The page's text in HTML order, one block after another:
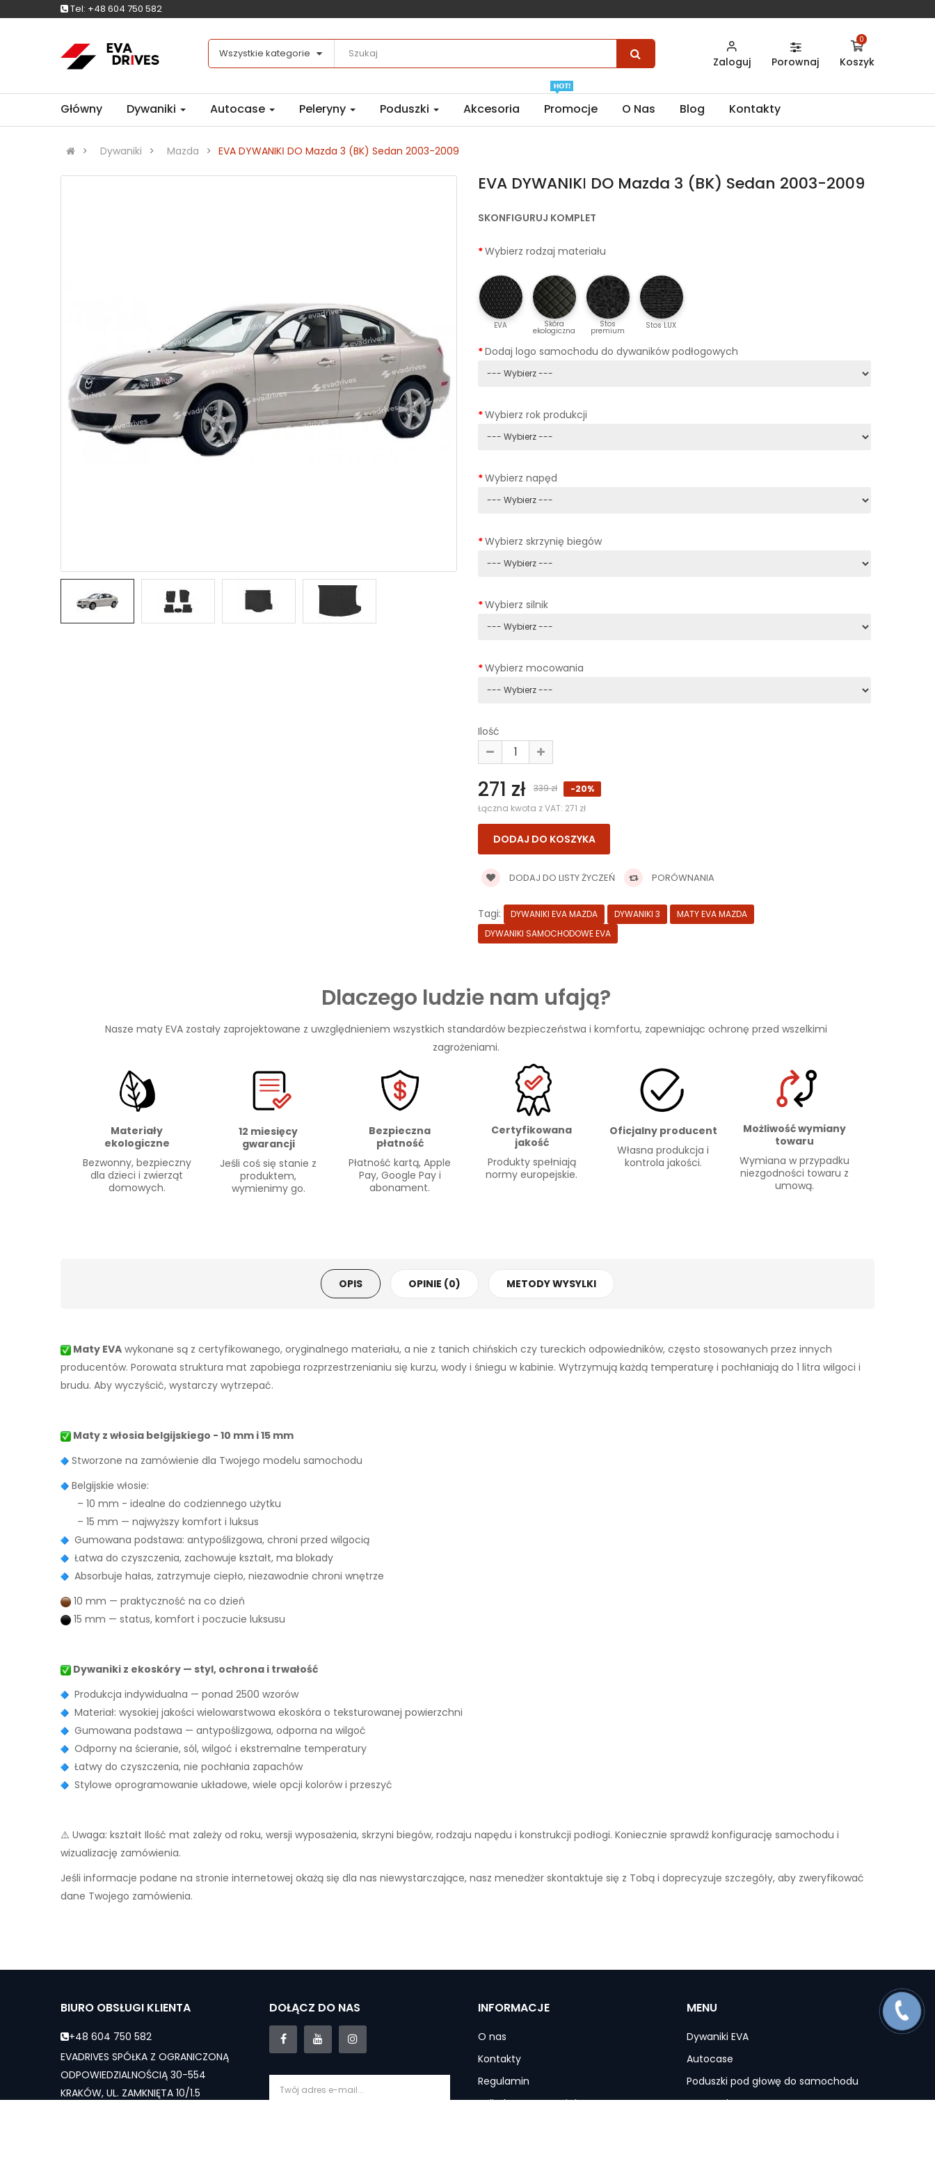
Tel: +48 604 750 582
Wszystkie kategorie
Zaloguj Porownaj Koszyk
0
Główny Dywaniki Autocase Peleryny Poduszki Akcesoria Promocje O Nas Blog Kontakty
Dywaniki Mazda EVA DYWANIKІ DO Mazda 3 (BK) Sedan 2003-2009
EVA DYWANIKІ DO Mazda 3 (BK) Sedan 2003-2009
SKONFIGURUJ KOMPLET
Wybierz rodzaj materiału
EVA Skóra
ekologiczna
Stos
premium
Stos LUX
Dodaj logo samochodu do dywaników podłogowych
Wybierz rok produkcji
Wybierz napęd
Wybierz skrzynię biegów
Wybierz silnik
Wybierz mocowania
Ilość
271 zł 339 zł
-20%
Łączna kwota z VAT: 271 zł
DODAJ DO LISTY ŻYCZEŃ PORÓWNANIA
Tagi: DYWANIKI EVA MAZDA DYWANIKI 3
MATY EVA MAZDA
DYWANIKI SAMOCHODOWE EVA
Dlaczego ludzie nam ufają?
Nasze maty EVA zostały zaprojektowane z uwzględnieniem wszystkich standardów bezpieczeństwa i komfortu, zapewniając ochronę przed wszelkimi
zagrożeniami.
Materiały
ekologiczne
Bezwonny, bezpieczny
dla dzieci i zwierząt
domowych.
12 miesięcy
gwarancji
Jeśli coś się stanie z
produktem,
wymienimy go.
Bezpieczna
płatność
Płatność kartą, Apple
Pay, Google Pay i
abonament.
Certyfikowana
jakość
Produkty spełniają
normy europejskie.
Oficjalny producent
Własna produkcja i
kontrola jakości.
Możliwość wymiany
towaru
Wymiana w przypadku
niezgodności towaru z
umową.
OPIS OPINIE (0) METODY WYSYLKI
Maty EVA wykonane są z certyfikowanego, oryginalnego materiału, a nie z tanich chińskich czy tureckich odpowiedników, często stosowanych przez innych
producentów. Porowata struktura mat zapobiega rozprzestrzenianiu się kurzu, wody i śniegu w kabinie. Wytrzymują każdą temperaturę i pochłaniają do 1 litra wilgoci i
brudu. Aby wyczyścić, wystarczy wytrzepać.
Maty z włosia belgijskiego - 10 mm i 15 mm
Stworzone na zamówienie dla Twojego modelu samochodu
Belgijskie włosie:
– 10 mm - idealne do codziennego użytku
– 15 mm — najwyższy komfort i luksus
Gumowana podstawa: antypoślizgowa, chroni przed wilgocią
Łatwa do czyszczenia, zachowuje kształt, ma blokady
Absorbuje hałas, zatrzymuje ciepło, niezawodnie chroni wnętrze
10 mm — praktyczność na co dzień
15 mm — status, komfort i poczucie luksusu
Dywaniki z ekoskóry — styl, ochrona i trwałość
Produkcja indywidualna — ponad 2500 wzorów
Materiał: wysokiej jakości wielowarstwowa ekoskóra o teksturowanej powierzchni
Gumowana podstawa — antypoślizgowa, odporna na wilgoć
Odporny na ścieranie, sól, wilgoć i ekstremalne temperatury
Łatwy do czyszczenia, nie pochłania zapachów
Stylowe oprogramowanie układowe, wiele opcji kolorów i przeszyć
⚠️ Uwaga: kształt Ilość mat zależy od roku, wersji wyposażenia, skrzyni biegów, rodzaju napędu i konstrukcji podłogi. Koniecznie sprawdź konfigurację samochodu i
wizualizację zamówienia.
Jeśli informacje podane na stronie internetowej okażą się dla nas niewystarczające, nasz menedżer skontaktuje się z Tobą i doprecyzuje szczegóły, aby zweryfikować
dane Twojego zamówienia.
BIURO OBSŁUGI KLIENTA
+48 604 750 582
EVADRIVES SPÓŁKA Z OGRANICZONĄ
ODPOWIEDZIALNOŚCIĄ 30-554
KRAKÓW, UL. ZAMKNIĘTA 10/1.5
DOŁĄCZ DO NAS INFORMACJE
O nas
Kontakty
Regulamin
Polityka prywatności
MENU
Dywaniki EVA
Autocase
Poduszki pod głowę do samochodu
Maty ochronne